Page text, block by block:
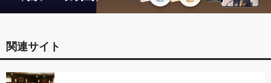
関連サイト